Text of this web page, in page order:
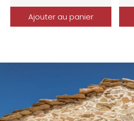
Ajouter au panier